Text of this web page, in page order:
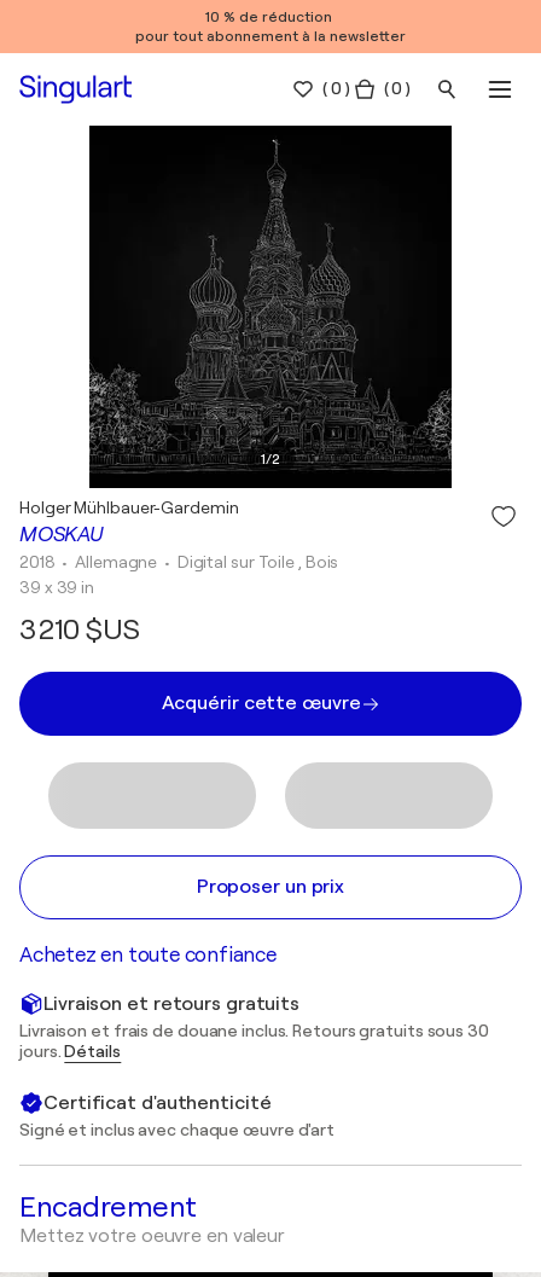
10 % de réduction
pour tout abonnement à la newsletter
(0 ) ( 0 )
1/2
MOSKAU
Holger Mühlbauer-Gardemin
2018 • Allemagne • Digital sur Toile , Bois
39 x 39 in
3 210 $US
Acquérir cette œuvre
Proposer un prix
Achetez en toute confiance
Livraison et retours gratuits
Livraison et frais de douane inclus. Retours gratuits sous 30
jours.Détails
Certificat d'authenticité
Signé et inclus avec chaque œuvre d'art
Encadrement
Mettez votre oeuvre en valeur